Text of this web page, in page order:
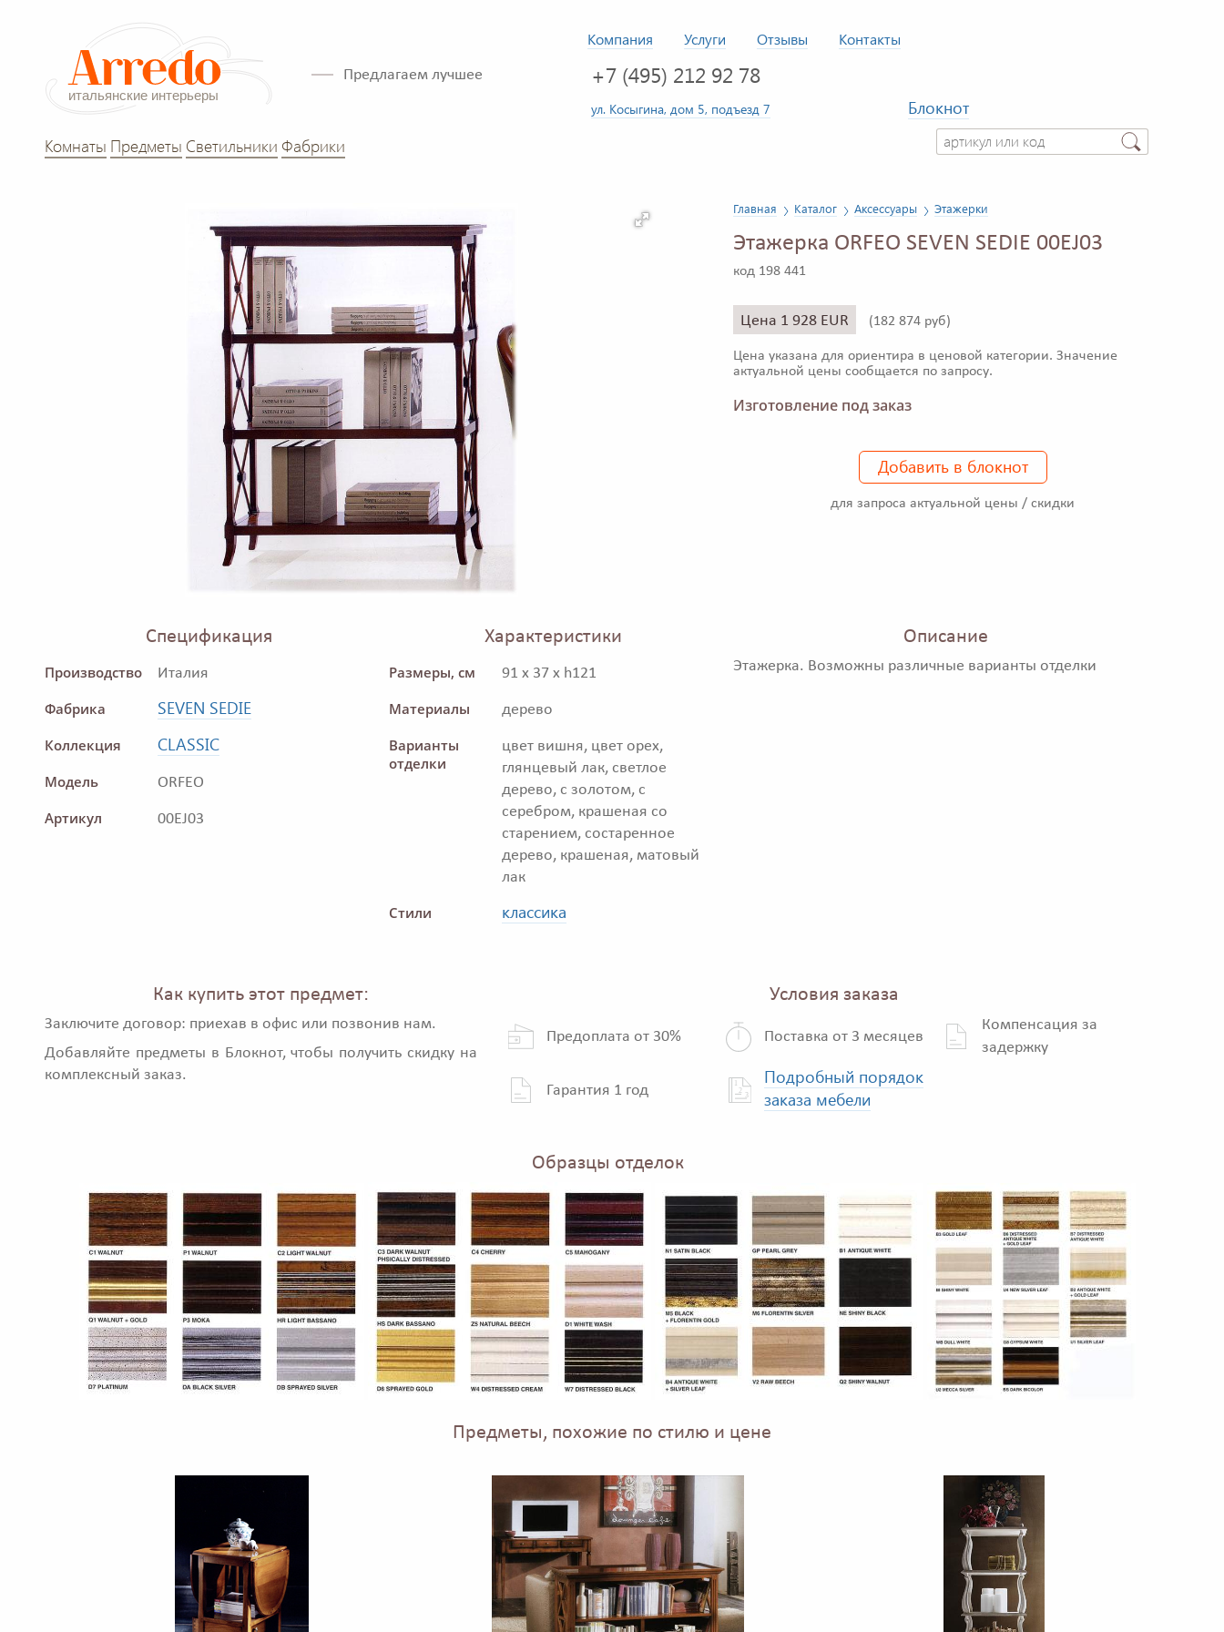
Компания Услуги Отзывы Контакты
Предлагаем лучшее +7 (495) 212 92 78
ул. Косыгина, дом 5, подъезд 7
Блокнот
Комнаты Предметы Светильники Фабрики
Главная Каталог Аксессуары Этажерки
Этажерка ORFEO SEVEN SEDIE 00EJ03
код 198 441
Цена 1 928 EUR (182 874 руб)
Цена указана для ориентира в ценовой категории. Значение
актуальной цены сообщается по запросу.
Изготовление под заказ
Добавить в блокнот
для запроса актуальной цены / скидки
Спецификация
Производство Италия
Фабрика SEVEN SEDIE
Коллекция CLASSIC
Модель ORFEO
Артикул 00EJ03
Характеристики
Размеры, см 91 x 37 x h121
Материалы дерево
Варианты
отделки
цвет вишня, цвет орех,
глянцевый лак, светлое
дерево, с золотом, с
серебром, крашеная со
старением, состаренное
дерево, крашеная, матовый
лак
Стили классика
Описание
Этажерка. Возможны различные варианты отделки
Как купить этот предмет:
Заключите договор: приехав в офис или позвонив нам.
Добавляйте предметы в Блокнот, чтобы получить скидку на
комплексный заказ.
Условия заказа
Предоплата от 30% Поставка от 3 месяцев
Компенсация за
задержку
Гарантия 1 год
Подробный порядок
заказа мебели
Образцы отделок
Предметы, похожие по стилю и цене